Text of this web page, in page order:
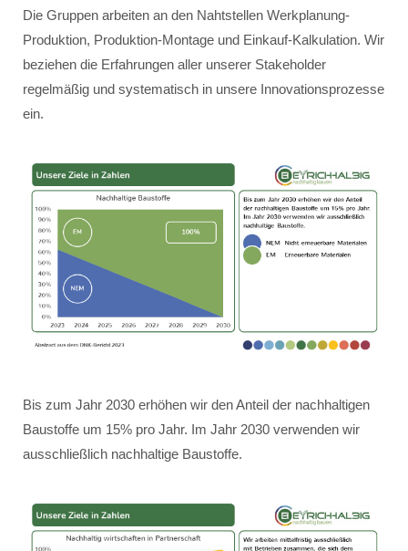
Die Gruppen arbeiten an den Nahtstellen Werkplanung-
Produktion, Produktion-Montage und Einkauf-Kalkulation. Wir
beziehen die Erfahrungen aller unserer Stakeholder
regelmäßig und systematisch in unsere Innovationsprozesse
ein.
Bis zum Jahr 2030 erhöhen wir den Anteil der nachhaltigen
Baustoffe um 15% pro Jahr. Im Jahr 2030 verwenden wir
ausschließlich nachhaltige Baustoffe.